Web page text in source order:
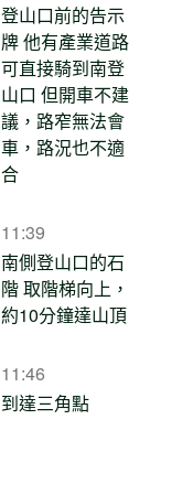
登山口前的告示
牌 他有產業道路
可直接騎到南登
山口 但開車不建
議，路窄無法會
車，路況也不適
合
11:39
南側登山口的石
階 取階梯向上，
約10分鐘達山頂
11:46
到達三角點